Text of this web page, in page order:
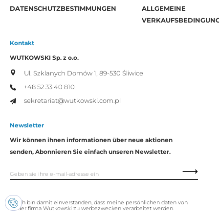
DATENSCHUTZBESTIMMUNGEN
ALLGEMEINE
Kontakt
WUTKOWSKI Sp. z o.o.
Ul. Szklanych Domów 1, 89-530 Śliwice
+48 52 33 40 810
sekretariat@wutkowski.com.pl
Newsletter
Wir können ihnen informationen über neue aktionen
senden, Abonnieren Sie einfach unseren Newsletter.
Ich bin damit einverstanden, dass meine persönlichen daten von
der firma Wutkowski zu werbezwecken verarbeitet werden.